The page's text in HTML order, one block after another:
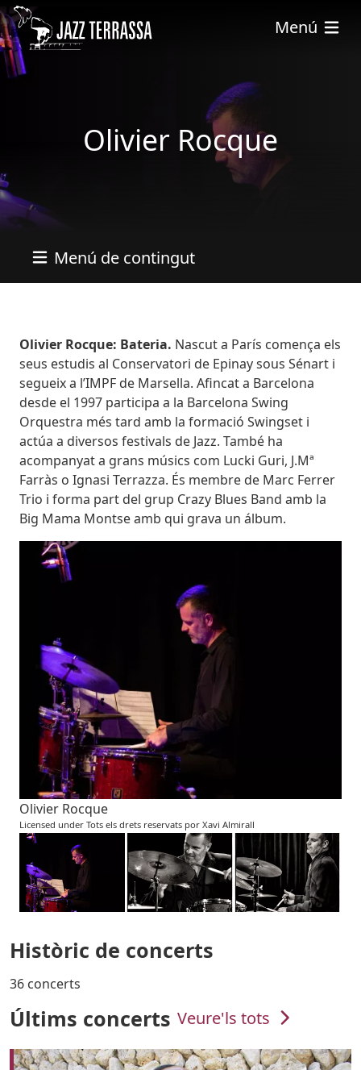
Pasar al contenido principal
Menú
Olivier Rocque
Menú de contingut
Bio
Olivier Rocque: Bateria. Nascut a París comença els
seus estudis al Conservatori de Epinay sous Sénart i
segueix a l’IMPF de Marsella. Afincat a Barcelona
desde el 1997 participa a la Barcelona Swing
Orquestra més tard amb la formació Swingset i
actúa a diversos festivals de Jazz. També ha
acompanyat a grans músics com Lucki Guri, J.Mª
Farràs o Ignasi Terrazza. És membre de Marc Ferrer
Trio i forma part del grup Crazy Blues Band amb la
Big Mama Montse amb qui grava un álbum.
Imatges
Imagen
Olivier Rocque
Licensed under Tots els drets reservats por Xavi Almirall
Històric de concerts
36 concerts
Últims concerts Veure'ls tots